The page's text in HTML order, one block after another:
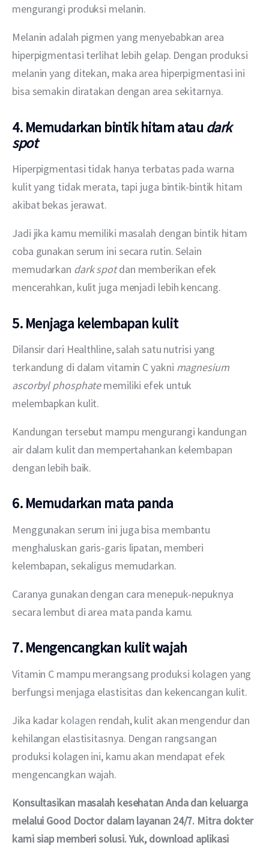
mengurangi produksi melanin.
Melanin adalah pigmen yang menyebabkan area
hiperpigmentasi terlihat lebih gelap. Dengan produksi
melanin yang ditekan, maka area hiperpigmentasi ini
bisa semakin diratakan dengan area sekitarnya.
4. Memudarkan bintik hitam atau dark
spot
Hiperpigmentasi tidak hanya terbatas pada warna
kulit yang tidak merata, tapi juga bintik-bintik hitam
akibat bekas jerawat.
Jadi jika kamu memiliki masalah dengan bintik hitam
coba gunakan serum ini secara rutin. Selain
memudarkan dark spot dan memberikan efek
mencerahkan, kulit juga menjadi lebih kencang.
5. Menjaga kelembapan kulit
Dilansir dari Healthline, salah satu nutrisi yang
terkandung di dalam vitamin C yakni magnesium
ascorbyl phosphate memiliki efek untuk
melembapkan kulit.
Kandungan tersebut mampu mengurangi kandungan
air dalam kulit dan mempertahankan kelembapan
dengan lebih baik.
6. Memudarkan mata panda
Menggunakan serum ini juga bisa membantu
menghaluskan garis-garis lipatan, memberi
kelembapan, sekaligus memudarkan.
Caranya gunakan dengan cara menepuk-nepuknya
secara lembut di area mata panda kamu.
7. Mengencangkan kulit wajah
Vitamin C mampu merangsang produksi kolagen yang
berfungsi menjaga elastisitas dan kekencangan kulit.
Jika kadar kolagen rendah, kulit akan mengendur dan
kehilangan elastisitasnya. Dengan rangsangan
produksi kolagen ini, kamu akan mendapat efek
mengencangkan wajah.
Konsultasikan masalah kesehatan Anda dan keluarga
melalui Good Doctor dalam layanan 24/7. Mitra dokter
kami siap memberi solusi. Yuk, download aplikasi